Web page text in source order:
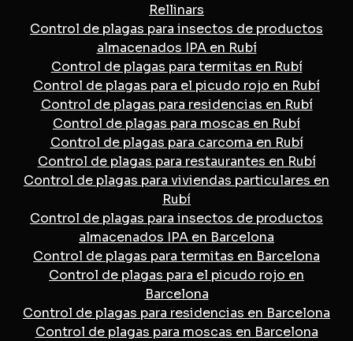
Rellinars
Control de plagas para insectos de productos
almacenados IPA en Rubí
Control de plagas para termitas en Rubí
Control de plagas para el picudo rojo en Rubí
Control de plagas para residencias en Rubí
Control de plagas para moscas en Rubí
Control de plagas para carcoma en Rubí
Control de plagas para restaurantes en Rubí
Control de plagas para viviendas particulares en
Rubí
Control de plagas para insectos de productos
almacenados IPA en Barcelona
Control de plagas para termitas en Barcelona
Control de plagas para el picudo rojo en
Barcelona
Control de plagas para residencias en Barcelona
Control de plagas para moscas en Barcelona